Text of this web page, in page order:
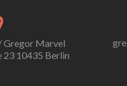
Gregor Marvel
23 10435 Berlin